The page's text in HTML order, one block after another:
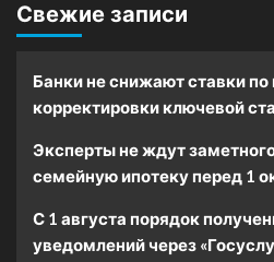
Свежие записи
Банки не снижают ставки по
корректировки ключевой
Эксперты не ждут
семейную ипотеку перед 1
С 1 августа порядок
уведомлений через